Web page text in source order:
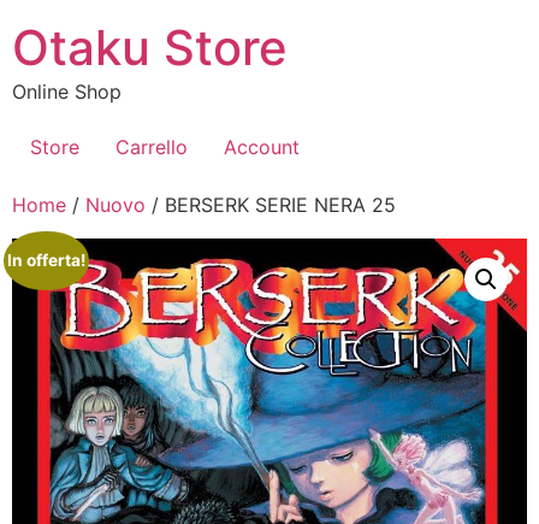
contenuto
Otaku Store
Online Shop
Store Carrello Account
Home / Nuovo / BERSERK SERIE NERA 25
In offerta!